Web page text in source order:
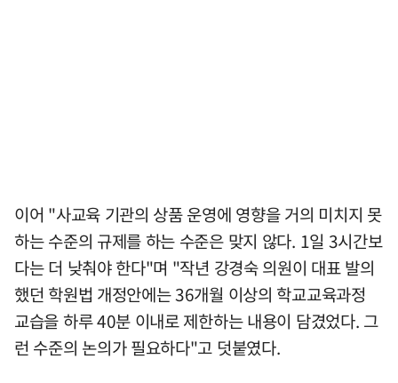
이어 "사교육 기관의 상품 운영에 영향을 거의 미치지 못
하는 수준의 규제를 하는 수준은 맞지 않다. 1일 3시간보
다는 더 낮춰야 한다"며 "작년 강경숙 의원이 대표 발의
했던 학원법 개정안에는 36개월 이상의 학교교육과정
교습을 하루 40분 이내로 제한하는 내용이 담겼었다. 그
런 수준의 논의가 필요하다"고 덧붙였다.